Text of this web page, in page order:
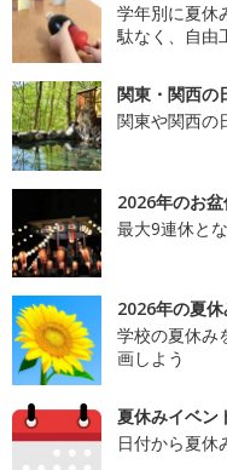
学年別に夏休
駄なく、自由
関東・関西の
関東や関西の
2026年のお
最大9連休と
2026年の夏
学校の夏休み
画しよう
夏休みイベン
日付から夏休